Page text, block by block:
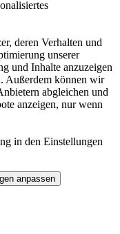
deren Verhalten und
unserer
und Inhalte anzuzeigen
Außerdem können wir
abgleichen und
anzeigen, nur wenn
in den Einstellungen
anpassen